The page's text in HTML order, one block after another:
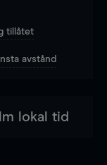
tillåtet
avstånd
lokal tid